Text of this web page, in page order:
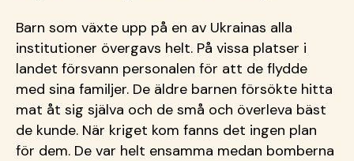
Barn som växte upp på en av Ukrainas alla
institutioner övergavs helt. På vissa platser i
landet försvann personalen för att de flydde
med sina familjer. De äldre barnen försökte hitta
mat åt sig själva och de små och överleva bäst
de kunde. När kriget kom fanns det ingen plan
för dem. De var helt ensamma medan bomberna